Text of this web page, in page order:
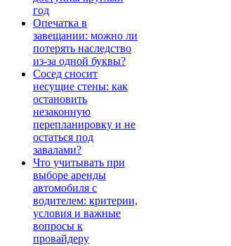
год
Опечатка в
завещании: можно ли
потерять наследство
из-за одной буквы?
Сосед сносит
несущие стены: как
остановить
незаконную
перепланировку и не
остаться под
завалами?
Что учитывать при
выборе аренды
автомобиля с
водителем: критерии,
условия и важные
вопросы к
провайдеру